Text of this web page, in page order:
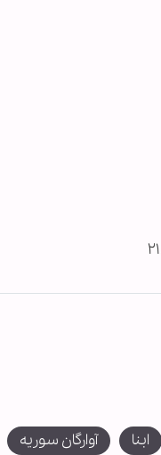
ابنا آوارگان سوریه